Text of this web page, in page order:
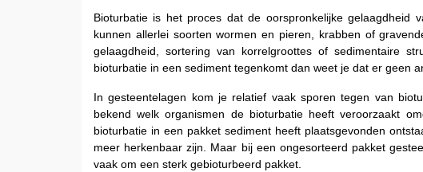
Bioturbatie is het proces dat de oorspronkelijke gelaagdheid
kunnen allerlei soorten wormen en pieren, krabben of
gelaagdheid, sortering van korrelgroottes of sedimentaire
bioturbatie in een sediment tegenkomt dan weet je dat er geen
In gesteentelagen kom je relatief vaak sporen tegen van
bekend welk organismen de bioturbatie heeft veroorzaakt
bioturbatie in een pakket sediment heeft plaatsgevonden
meer herkenbaar zijn. Maar bij een ongesorteerd pakket
vaak om een sterk gebioturbeerd pakket.